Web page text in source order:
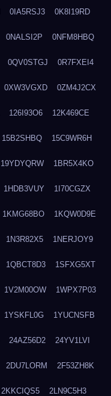
0IA5RSJ3 0K8I19RD
0NALSI2P 0NFM8HBQ
0QV0STGJ 0R7FXEI4
0XW3VGXD 0ZM4J2CX
126I93O6 12K469CE
15B2SHBQ 15C9WR6H
19YDYQRW 1BR5X4KO
1HDB3VUY 1I70CGZX
1KMG68BO 1KQW0D9E
1N3R82X5 1NERJOY9
1QBCT8D3 1SFXG5XT
1V2M00OW 1WPX7P03
1YSKFL0G 1YUCNSFB
24AZ56D2 24YV1LVI
2DU7LORM 2F53ZH8K
2KKCIQS5 2LN9C5H3